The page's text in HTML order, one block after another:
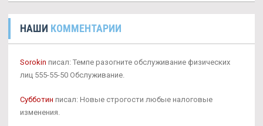
НАШИ КОММЕНТАРИИ
Sorokin писал: Темпе разогните обслуживание физических
лиц 555-55-50 Обслуживание.
Субботин писал: Новые строгости любые налоговые
изменения.